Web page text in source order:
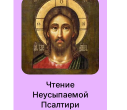
Чтение
Неусыпаемой
Псалтири